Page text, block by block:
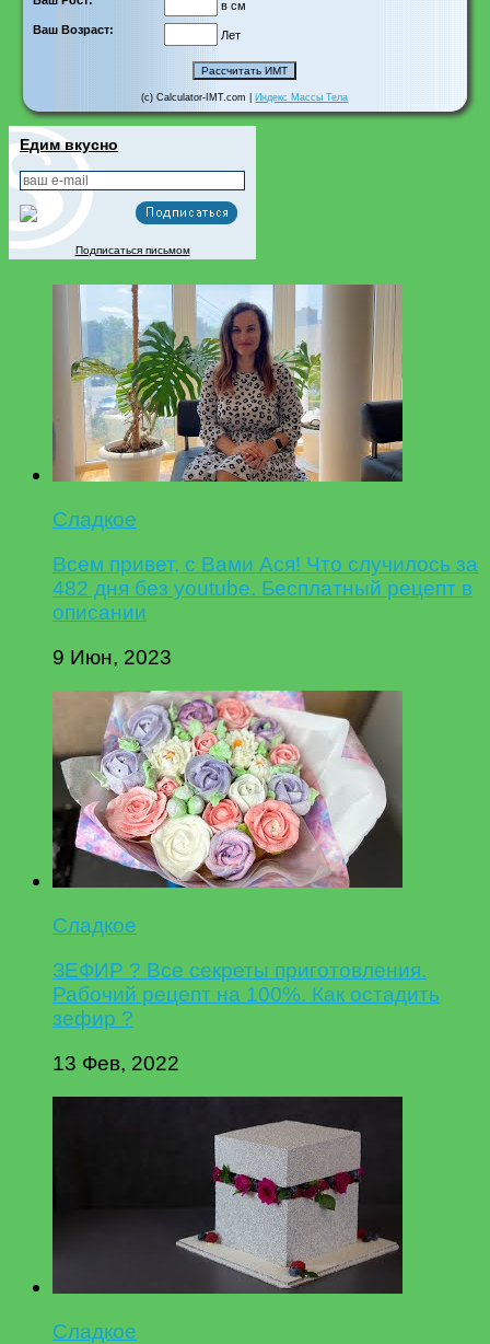
в см
Ваш Возраст:
Лет
(c) Calculator-IMT.com | Индекс Массы Тела
Едим вкусно
Подписаться письмом
Сладкое
Всем привет, с Вами Ася! Что случилось за
482 дня без youtube. Бесплатный рецепт в
описании
9 Июн, 2023
Сладкое
ЗЕФИР ? Все секреты приготовления.
Рабочий рецепт на 100%. Как остадить
зефир ?
13 Фев, 2022
Сладкое